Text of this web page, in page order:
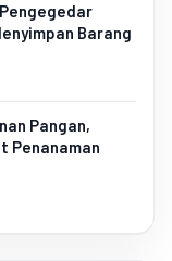
Barang
Pangan,
Penanaman